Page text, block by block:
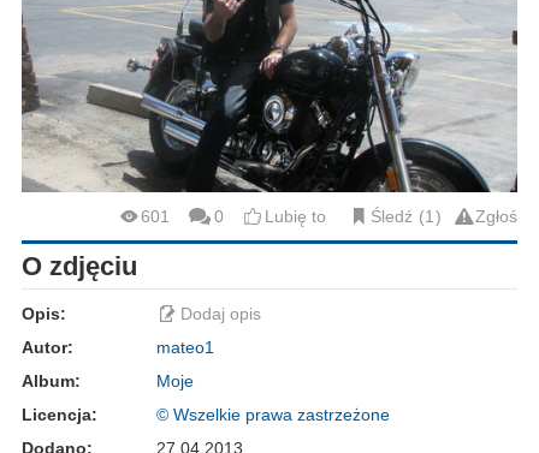
601 0 Lubię to Śledź 1 Zgłoś
O zdjęciu
Opis:
Dodaj opis
Autor:
mateo1
Album:
Moje
Licencja:
© Wszelkie prawa zastrzeżone
Dodano:
27.04.2013